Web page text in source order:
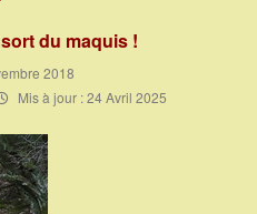
du maquis !
2018
Mis à jour : 24 Avril 2025